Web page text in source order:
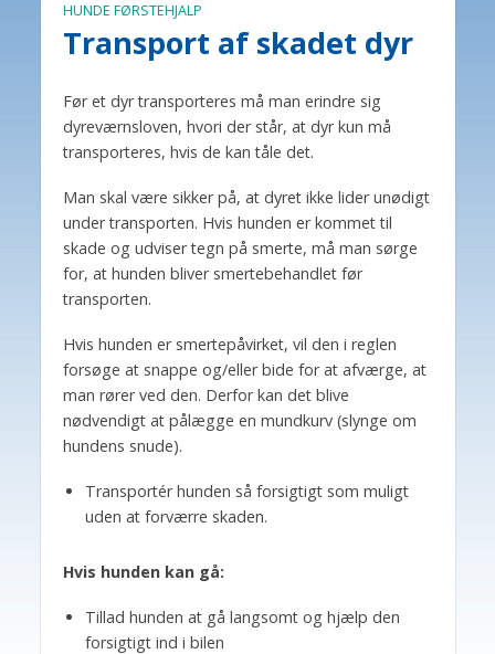
HUNDE FØRSTEHJALP
Transport af skadet dyr
Før et dyr transporteres må man erindre sig
dyreværnsloven, hvori der står, at dyr kun må
transporteres, hvis de kan tåle det.
Man skal være sikker på, at dyret ikke lider unødigt
under transporten. Hvis hunden er kommet til
skade og udviser tegn på smerte, må man sørge
for, at hunden bliver smertebehandlet før
transporten.
Hvis hunden er smertepåvirket, vil den i reglen
forsøge at snappe og/eller bide for at afværge, at
man rører ved den. Derfor kan det blive
nødvendigt at pålægge en mundkurv (slynge om
hundens snude).
Transportér hunden så forsigtigt som muligt
uden at forværre skaden.
Hvis hunden kan gå:
Tillad hunden at gå langsomt og hjælp den
forsigtigt ind i bilen